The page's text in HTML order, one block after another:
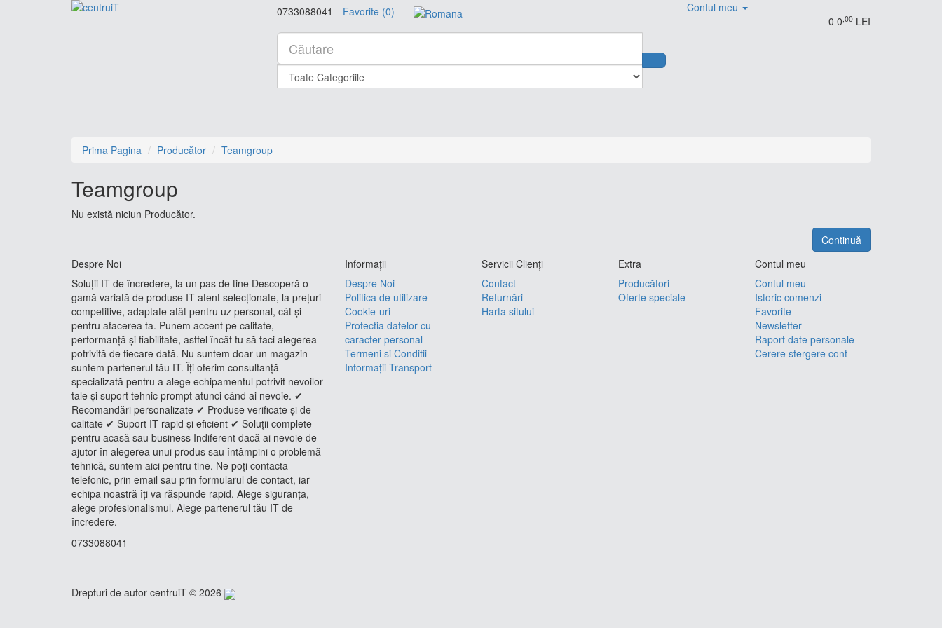
0733088041 Favorite (0)
Contul meu
0 0 ,00 LEI
Prima Pagina Producător Teamgroup
Teamgroup
Nu există niciun Producător.
Continuă
Despre Noi
Soluții IT de încredere, la un pas de tine Descoperă o
gamă variată de produse IT atent selecționate, la prețuri
competitive, adaptate atât pentru uz personal, cât și
pentru afacerea ta. Punem accent pe calitate,
performanță și fiabilitate, astfel încât tu să faci alegerea
potrivită de fiecare dată. Nu suntem doar un magazin –
suntem partenerul tău IT. Îți oferim consultanță
specializată pentru a alege echipamentul potrivit nevoilor
tale și suport tehnic prompt atunci când ai nevoie. ✔
Recomandări personalizate ✔ Produse verificate și de
calitate ✔ Suport IT rapid și eficient ✔ Soluții complete
pentru acasă sau business Indiferent dacă ai nevoie de
ajutor în alegerea unui produs sau întâmpini o problemă
tehnică, suntem aici pentru tine. Ne poți contacta
telefonic, prin email sau prin formularul de contact, iar
echipa noastră îți va răspunde rapid. Alege siguranța,
alege profesionalismul. Alege partenerul tău IT de
încredere.
0733088041
Informaţii
Despre Noi
Politica de utilizare
Cookie-uri
Protectia datelor cu
caracter personal
Termeni si Conditii
Informații Transport
Servicii Clienţi
Contact
Returnări
Harta sitului
Extra
Producători
Oferte speciale
Contul meu
Contul meu
Istoric comenzi
Favorite
Newsletter
Raport date personale
Cerere stergere cont
Drepturi de autor centruiT © 2026